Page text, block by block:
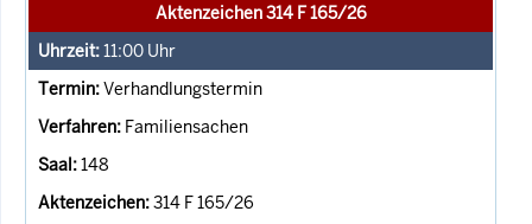
Aktenzeichen 314 F 165/26
11:00 Uhr
Verhandlungstermin
Familiensachen
148
314 F 165/26